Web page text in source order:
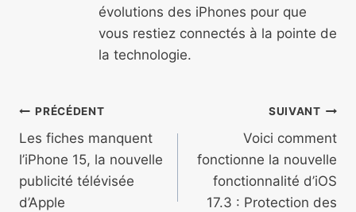
évolutions des iPhones pour que
vous restiez connectés à la pointe de
la technologie.
Navigation
de
l’article
PRÉCÉDENT
Les fiches manquent
l’iPhone 15, la nouvelle
publicité télévisée
d’Apple
SUIVANT
Voici comment
fonctionne la nouvelle
fonctionnalité d’iOS
17.3 : Protection des